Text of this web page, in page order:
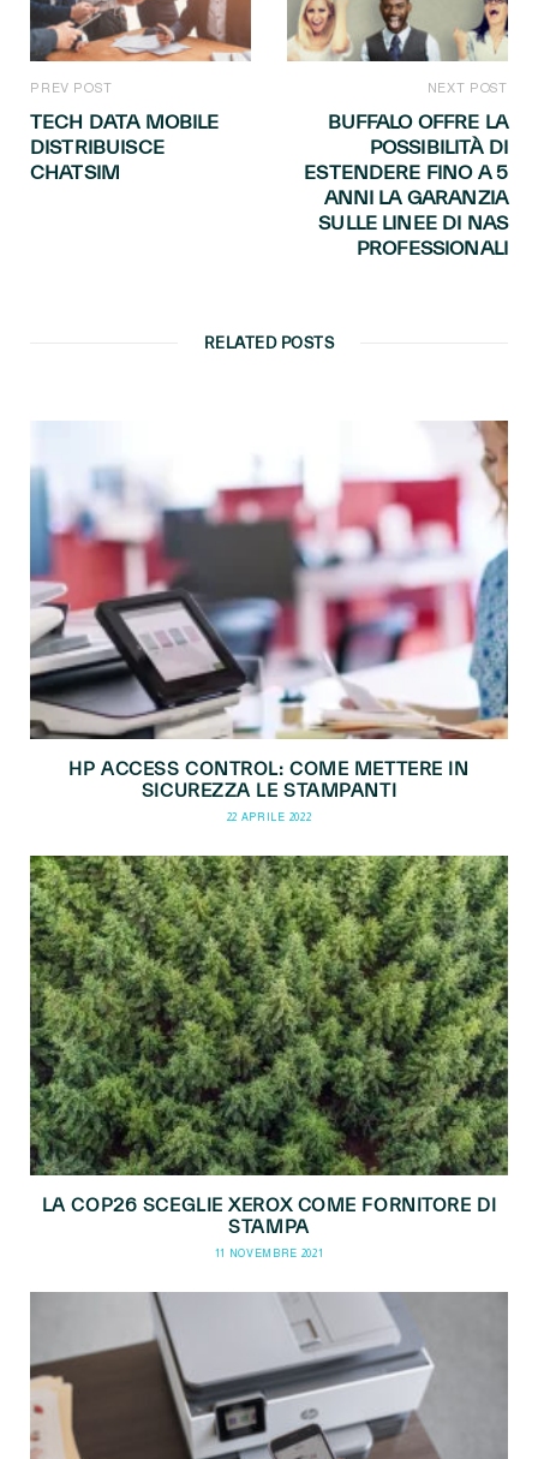
PREV POST
TECH DATA MOBILE
DISTRIBUISCE
CHATSIM
NEXT POST
BUFFALO OFFRE LA
POSSIBILITÀ DI
ESTENDERE FINO A 5
ANNI LA GARANZIA
SULLE LINEE DI NAS
PROFESSIONALI
RELATED POSTS
HP ACCESS CONTROL: COME METTERE IN
SICUREZZA LE STAMPANTI
22 APRILE 2022
LA COP26 SCEGLIE XEROX COME FORNITORE DI
STAMPA
11 NOVEMBRE 2021